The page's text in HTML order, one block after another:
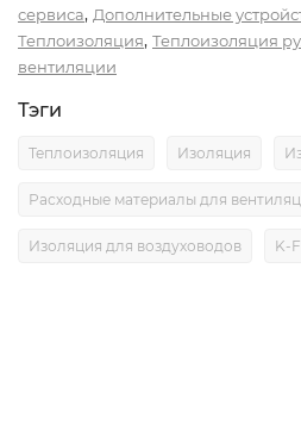
сервиса, Дополнительные
Теплоизоляция, Теплоизоляция
вентиляции
Тэги
Теплоизоляция Изоляция
Расходные материалы для
Изоляция для воздуховодов K-